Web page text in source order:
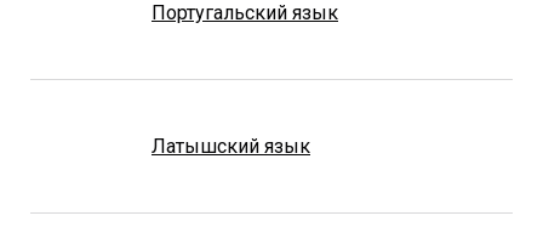
Португальский язык
Латышский язык